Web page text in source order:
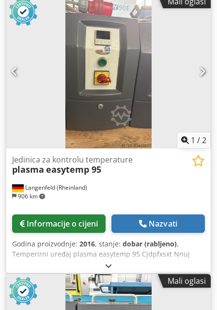
proizvodnje: 2017 Maks. radna temperatura: 95°C Snaga
grijanja: 6 kW Snaga hlađenja: 40 kW (80 °C prednji protok /
15 °C rashladna voda) Toplinski medij: Voda
1 /2
Langenfeld (Rheinland)
906 km
Jedinica za kontrolu temperature
plasma easytemp 95
Informacije o cijeni Nazvati
Godina proizvodnje: 2016, stanje: dobar (rabljeno),
Temperirni uređaj plasma easytemp 95 Cjdpfxsxt Nnuj
Afqerf Broj skladišta: 503629 Vrsta stroja/uređaja:
Temperirni uređaj Proizvođač: plasma Tip: easytemp 95
Godina proizvodnje: 2016 Maks. radna temperatura: 95°C
Snaga grijanja: 6 kW Snaga hlađenja: 40 kW (80 °C dovod /
15 °C rashladna voda) Medij za prijenos topline: voda
Mali oglasi